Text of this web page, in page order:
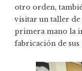
otro orden,
visitar un taller
primera mano la
fabricación de